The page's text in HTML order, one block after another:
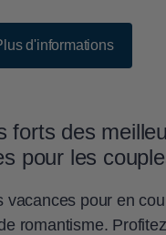
d'informations
forts des
pour les
vacances pour en
romantisme. Profitez